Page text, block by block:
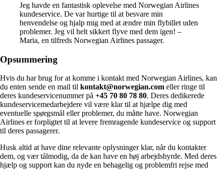
Jeg havde en fantastisk oplevelse med Norwegian Airlines
kundeservice. De var hurtige til at besvare min
henvendelse og hjalp mig med at ændre min flybillet uden
problemer. Jeg vil helt sikkert flyve med dem igen! –
Maria, en tilfreds Norwegian Airlines passager.
Opsummering
Hvis du har brug for at komme i kontakt med Norwegian Airlines, kan
du enten sende en mail til kontakt@norwegian.com eller ringe til
deres kundeservicenummer på +45 70 80 78 80. Deres dedikerede
kundeservicemedarbejdere vil være klar til at hjælpe dig med
eventuelle spørgsmål eller problemer, du måtte have. Norwegian
Airlines er forpligtet til at levere fremragende kundeservice og support
til deres passagerer.
Husk altid at have dine relevante oplysninger klar, når du kontakter
dem, og vær tålmodig, da de kan have en høj arbejdsbyrde. Med deres
hjælp og support kan du nyde en behagelig og problemfri rejse med